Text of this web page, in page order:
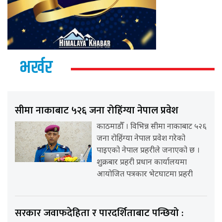
भर्खर
सीमा नाकाबाट ५२६ जना रोहिंग्या नेपाल प्रवेश
काठमाडौँ । विभिन्न सीमा नाकाबाट ५२६
जना रोहिंग्या नेपाल प्रवेश गरेको
पाइएको नेपाल प्रहरीले जनाएको छ ।
शुक्रबार प्रहरी प्रधान कार्यालयमा
आयोजित पत्रकार भेटघाटमा प्रहरी
सरकार जवाफदेहिता र पारदर्शिताबाट पन्छियो :